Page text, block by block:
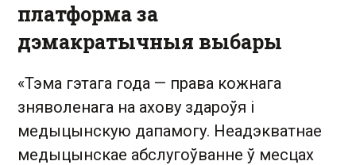
платформа за
дэмакратычныя выбары
«Тэма гэтага года — права кожнага
зняволенага на ахову здароўя і
медыцынскую дапамогу. Неадэкватнае
медыцынскае абслугоўванне ў месцах